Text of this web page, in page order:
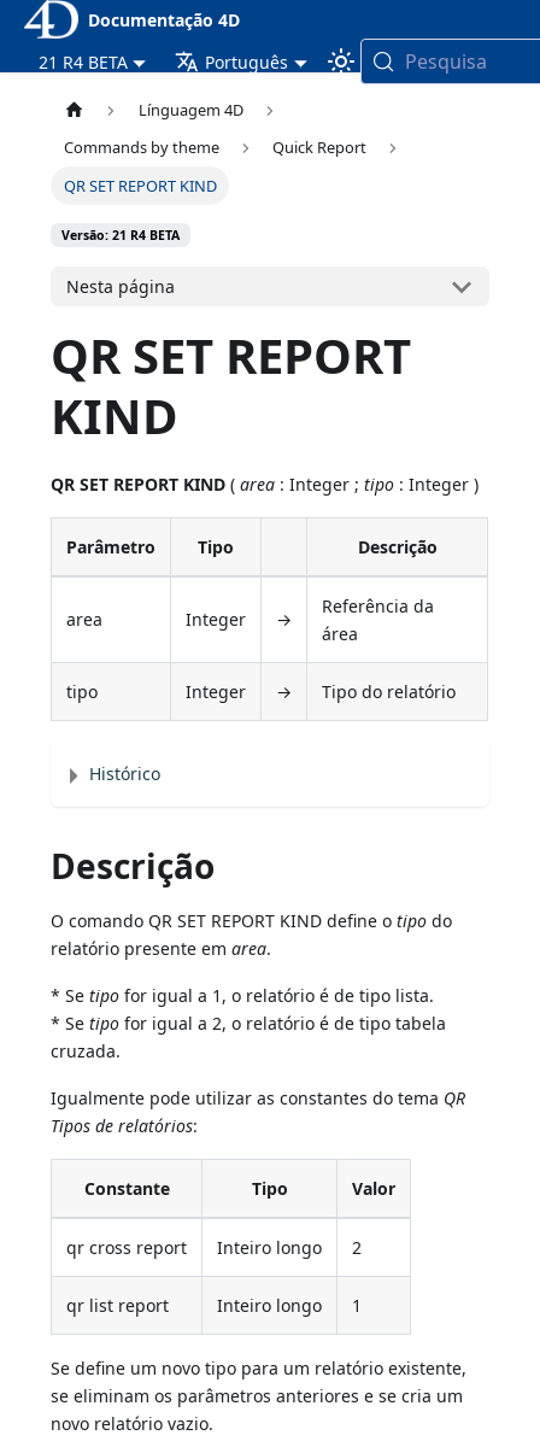
Documentação 4D
21 R4 BETA
Português Pesquisa
Línguagem 4D
Commands by theme
Quick Report
QR SET REPORT KIND
Versão: 21 R4 BETA
Nesta página
QR SET REPORT
KIND
QR SET REPORT KIND (area : Integer ;tipo : Integer )
Parâmetro Tipo Descrição
area Integer →
Referência da
área
tipo Integer → Tipo do relatório
Histórico
Descrição
O comando QR SET REPORT KIND define otipo do
relatório presente emarea.
* Setipo for igual a 1, o relatório é de tipo lista.
* Setipo for igual a 2, o relatório é de tipo tabela
cruzada.
Igualmente pode utilizar as constantes do tema QR
Tipos de relatórios:
Constante Tipo Valor
qr cross report Inteiro longo 2
qr list report Inteiro longo 1
Se define um novo tipo para um relatório existente,
se eliminam os parâmetros anteriores e se cria um
novo relatório vazio.